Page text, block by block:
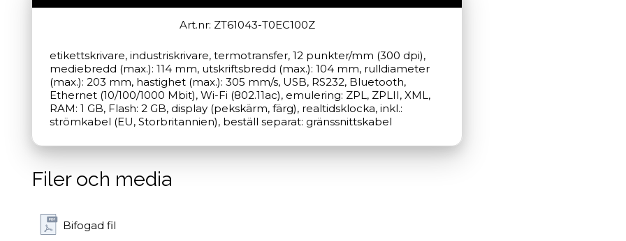
Art.nr: ZT61043-T0EC100Z
etikettskrivare, industriskrivare, termotransfer, 12 punkter/mm (300 dpi),
mediebredd (max.): 114 mm, utskriftsbredd (max.): 104 mm, rulldiameter
(max.): 203 mm, hastighet (max.): 305 mm/s, USB, RS232, Bluetooth,
Ethernet (10/100/1000 Mbit), Wi-Fi (802.11ac), emulering: ZPL, ZPLII, XML,
RAM: 1 GB, Flash: 2 GB, display (pekskärm, färg), realtidsklocka, inkl.:
strömkabel (EU, Storbritannien), beställ separat: gränssnittskabel
Filer och media
Bifogad fil